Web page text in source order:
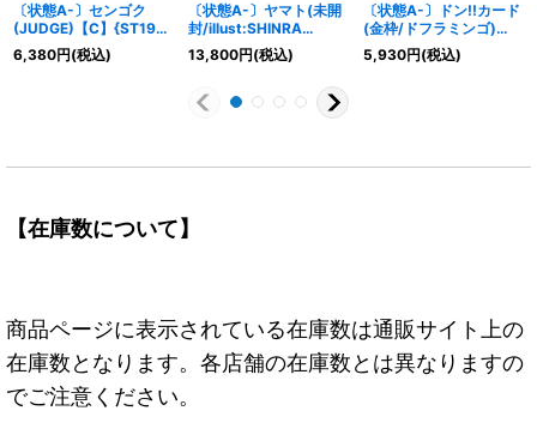
〔状態A-〕センゴク
(JUDGE)【C】{ST19-
002}
6,380円(税込)
〔状態A-〕ヤマト(未開
封/illust:SHINRA
AGENCY Co.Ltd)
【SR】{OP04-112}
13,800円(税込)
〔状態A-〕ドン!!カード
(金枠/ドフラミンゴ)
【-】{-}
5,930円(税込)
【在庫数について】
商品ページに表示されている在庫数は通販サイト上の
在庫数となります。各店舗の在庫数とは異なりますの
でご注意ください。